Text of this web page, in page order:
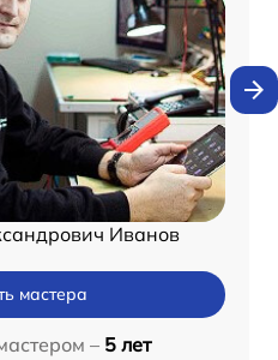
Иванов
мастера
– 5 лет